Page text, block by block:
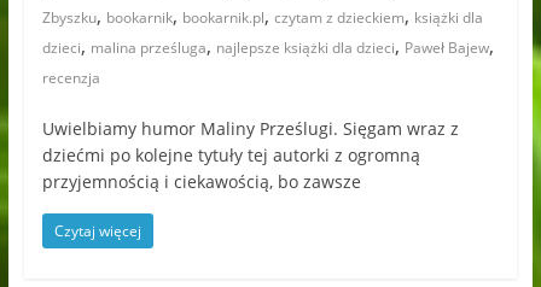
Zbyszku, bookarnik, bookarnik.pl, czytam z dzieckiem, książki dla
dzieci, malina prześluga, najlepsze książki dla dzieci, Paweł Bajew,
recenzja
Uwielbiamy humor Maliny Prześlugi. Sięgam wraz z
dziećmi po kolejne tytuły tej autorki z ogromną
przyjemnością i ciekawością, bo zawsze
Czytaj więcej